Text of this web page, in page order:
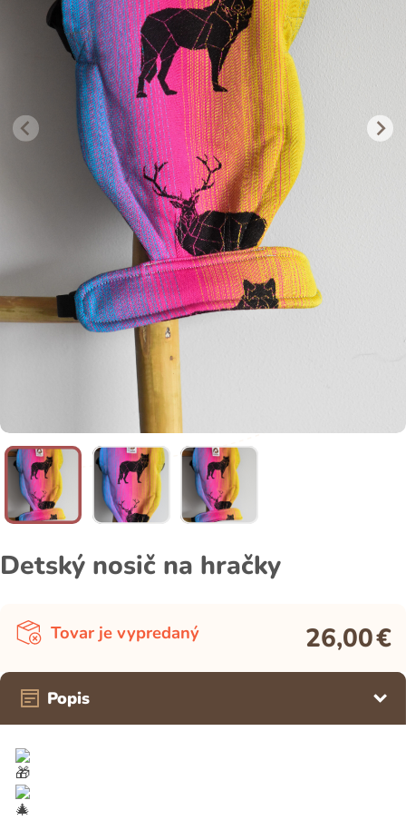
Detský nosič na hračky
Tovar je vypredaný 26,00€
Popis